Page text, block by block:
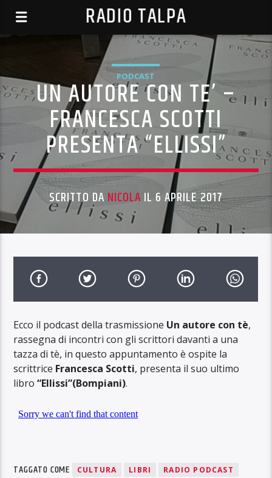
RADIO TALPA
PODCAST
UN AUTORE CON TE’ –
FRANCESCA SCOTTI
PRESENTA “ELLISSI”
SCRITTO DA NICOLA IL 6 APRILE 2017
Ecco il podcast della trasmissione Un autore con tè,
rassegna di incontri con gli scrittori davanti a una
tazza di tè, in questo appuntamento è ospite la
scrittrice Francesca Scotti, presenta il suo ultimo
libro“Ellissi”(Bompiani).
TAGGATO COME CULTURA LIBRI
RADIO PODCAST